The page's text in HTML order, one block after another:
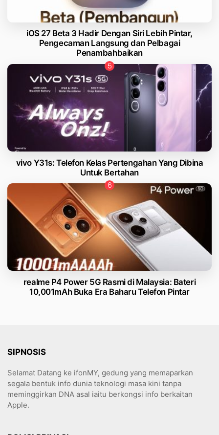
iOS 27 Beta 3 Hadir Dengan Siri Lebih Pintar,
Pengecaman Langsung dan Pelbagai
Penambahbaikan
vivo Y31s: Telefon Kelas Pertengahan Yang Dibina
Untuk Bertahan
realme P4 Power 5G Rasmi di Malaysia: Bateri
10,001mAh Buka Era Baharu Telefon Pintar
SIPNOSIS
Selamat Datang ke ifonMY, gedung yang memaparkan
segala bentuk info dunia teknologi masa kini tanpa
meminggirkan DNA asal iaitu berkongsi info berkaitan
Apple.